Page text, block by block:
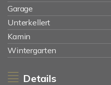
Garage
Unterkellert
Kamin
Wintergarten
Details